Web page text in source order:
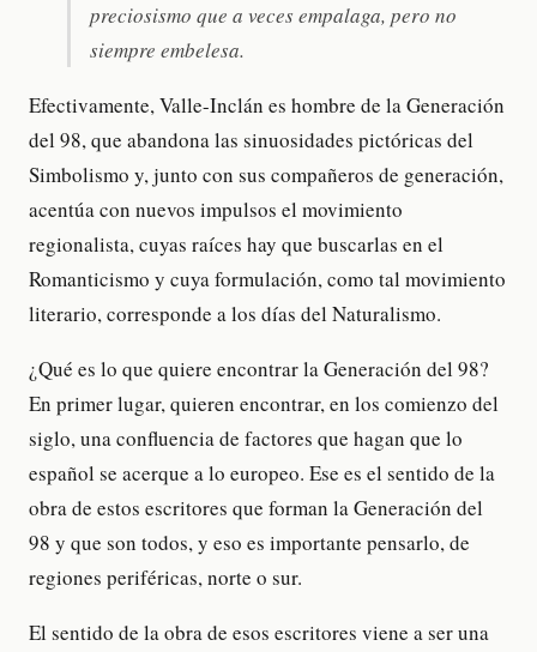
preciosismo que a veces empalaga, pero no
siempre embelesa.
Efectivamente, Valle-Inclán es hombre de la Generación
del 98, que abandona las sinuosidades pictóricas del
Simbolismo y, junto con sus compañeros de generación,
acentúa con nuevos impulsos el movimiento
regionalista, cuyas raíces hay que buscarlas en el
Romanticismo y cuya formulación, como tal movimiento
literario, corresponde a los días del Naturalismo.
¿Qué es lo que quiere encontrar la Generación del 98?
En primer lugar, quieren encontrar, en los comienzo del
siglo, una confluencia de factores que hagan que lo
español se acerque a lo europeo. Ese es el sentido de la
obra de estos escritores que forman la Generación del
98 y que son todos, y eso es importante pensarlo, de
regiones periféricas, norte o sur.
El sentido de la obra de esos escritores viene a ser una